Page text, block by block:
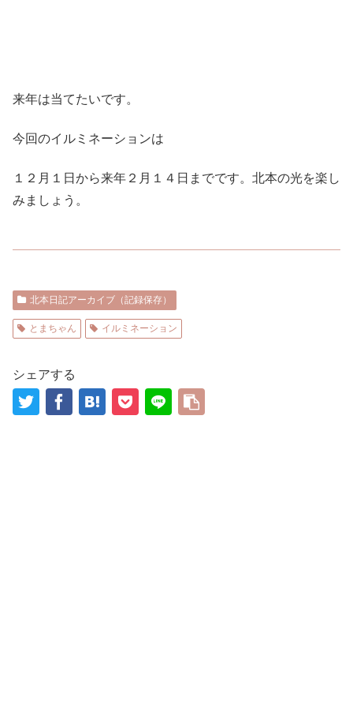
来年は当てたいです。
今回のイルミネーションは
１２月１日から来年２月１４日までです。北本の光を楽し
みましょう。
北本日記アーカイブ（記録保存）
とまちゃん イルミネーション
シェアする